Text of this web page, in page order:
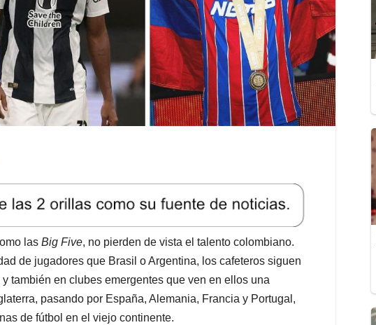
las Big Five, no pierden de vista el talento colombiano.
de jugadores que Brasil o Argentina, los cafeteros siguen
también en clubes emergentes que ven en ellos una
pasando por España, Alemania, Francia y Portugal,
de fútbol en el viejo continente.